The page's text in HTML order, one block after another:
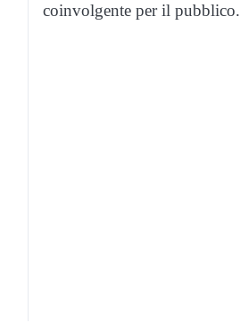
coinvolgente per il pubblico.